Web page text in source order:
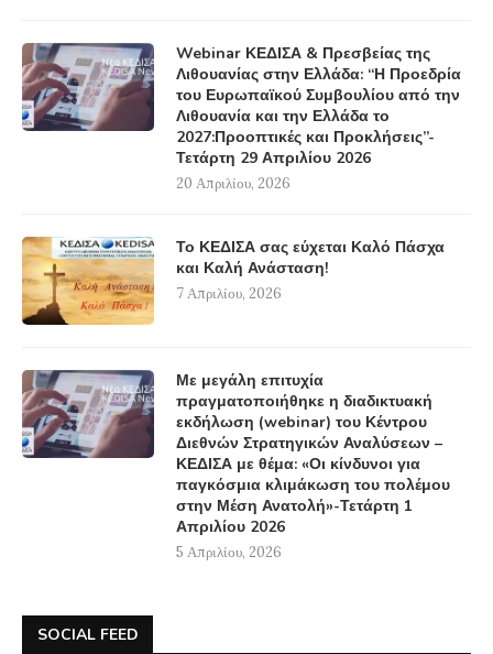
Webinar ΚΕΔΙΣΑ & Πρεσβείας της
Λιθουανίας στην Ελλάδα: “Η Προεδρία
του Ευρωπαϊκού Συμβουλίου από την
Λιθουανία και την Ελλάδα το
2027:Προοπτικές και Προκλήσεις”-
Τετάρτη 29 Απριλίου 2026
20 Απριλίου, 2026
Το ΚΕΔΙΣΑ σας εύχεται Καλό Πάσχα
και Καλή Ανάσταση!
7 Απριλίου, 2026
Με μεγάλη επιτυχία
πραγματοποιήθηκε η διαδικτυακή
εκδήλωση (webinar) του Κέντρου
Διεθνών Στρατηγικών Αναλύσεων –
ΚΕΔΙΣΑ με θέμα: «Οι κίνδυνοι για
παγκόσμια κλιμάκωση του πολέμου
στην Μέση Ανατολή»-Τετάρτη 1
Απριλίου 2026
5 Απριλίου, 2026
SOCIAL FEED